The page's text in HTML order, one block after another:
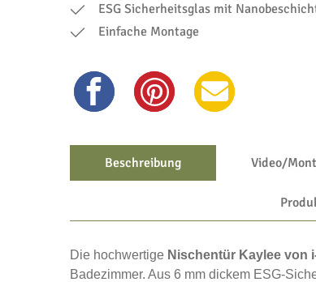
ESG Sicherheitsglas mit
Einfache Montage
Beschreibung Video/
Die hochwertige Nischentür Kaylee von
Badezimmer. Aus 6 mm dickem ESG-